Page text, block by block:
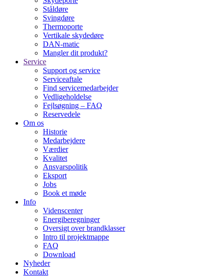
Ståldøre
Svingdøre
Thermoporte
Vertikale skydedøre
DAN-matic
Mangler dit produkt?
Service
Support og service
Serviceaftale
Find servicemedarbejder
Vedligeholdelse
Fejlsøgning – FAQ
Reservedele
Om os
Historie
Medarbejdere
Værdier
Kvalitet
Ansvarspolitik
Eksport
Jobs
Book et møde
Info
Videnscenter
Energiberegninger
Oversigt over brandklasser
Intro til projektmappe
FAQ
Download
Nyheder
Kontakt